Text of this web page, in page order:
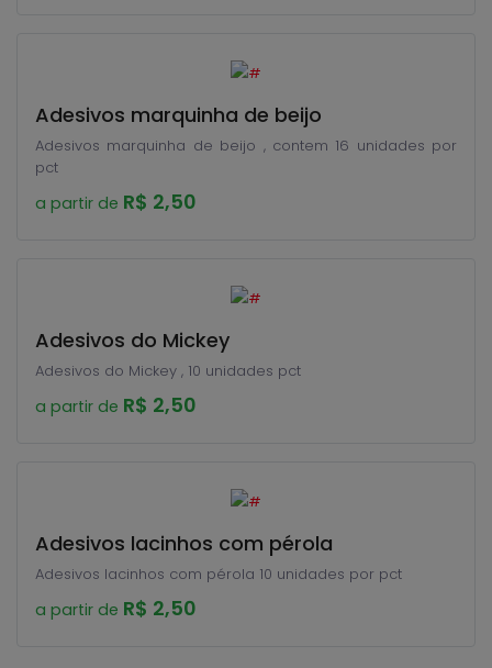
Adesivos marquinha de beijo
Adesivos marquinha de beijo , contem 16 unidades por
pct
a partir de R$ 2,50
Adesivos do Mickey
Adesivos do Mickey , 10 unidades pct
a partir de R$ 2,50
Adesivos lacinhos com pérola
Adesivos lacinhos com pérola 10 unidades por pct
a partir de R$ 2,50